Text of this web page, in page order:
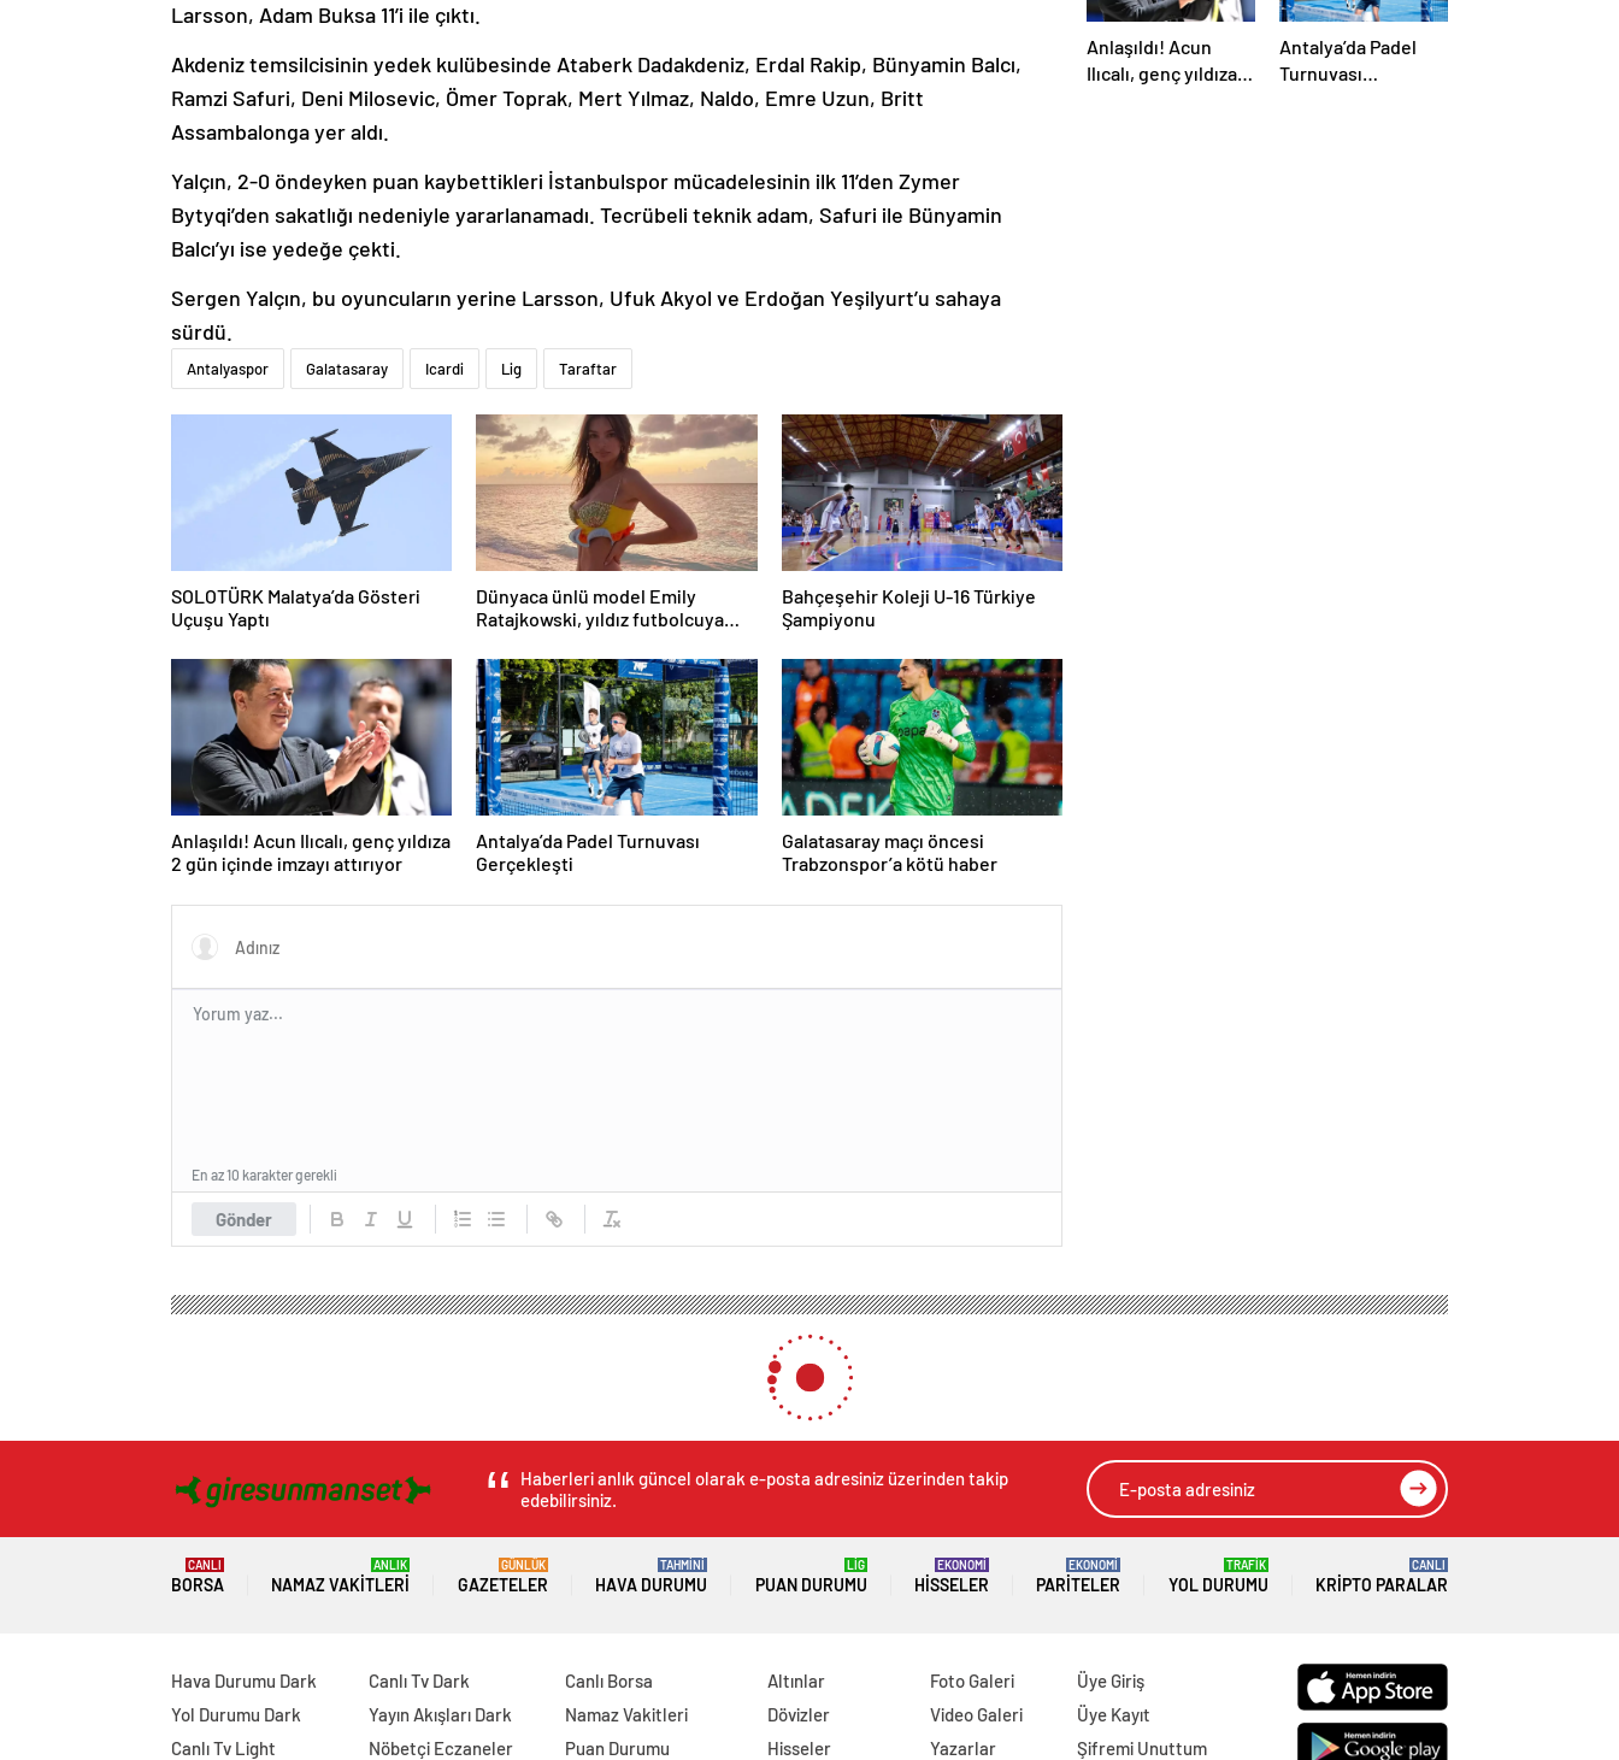
Larsson, Adam Buksa 11’i ile çıktı.
Akdeniz temsilcisinin yedek kulübesinde Ataberk Dadakdeniz, Erdal Rakip, Bünyamin Balcı,
Ramzi Safuri, Deni Milosevic, Ömer Toprak, Mert Yılmaz, Naldo, Emre Uzun, Britt
Assambalonga yer aldı.
Yalçın, 2-0 öndeyken puan kaybettikleri İstanbulspor mücadelesinin ilk 11’den Zymer
Bytyqi’den sakatlığı nedeniyle yararlanamadı. Tecrübeli teknik adam, Safuri ile Bünyamin
Balcı’yı ise yedeğe çekti.
Sergen Yalçın, bu oyuncuların yerine Larsson, Ufuk Akyol ve Erdoğan Yeşilyurt’u sahaya
sürdü.
Antalyaspor Galatasaray Icardi Lig Taraftar
SOLOTÜRK Malatya’da Gösteri
Uçuşu Yaptı
Dünyaca ünlü model Emily
Ratajkowski, yıldız futbolcuya
Bahçeşehir Koleji U-16 Türkiye
Şampiyonu
Anlaşıldı! Acun Ilıcalı, genç yıldıza
2 gün içinde imzayı attırıyor
Antalya’da Padel Turnuvası
Gerçekleşti
Galatasaray maçı öncesi
Trabzonspor’a kötü haber
Gönder
En az 10 karakter gerekli
Anlaşıldı! Acun
Ilıcalı, genç yıldıza 2
Antalya’da Padel
Turnuvası
Haberleri anlık güncel olarak e-posta adresiniz üzerinden takip
edebilirsiniz.
BORSA
CANLI
NAMAZ VAKITLERI
ANLIK
GAZETELER
GÜNLÜK
HAVA DURUMU
TAHMİNİ
PUAN DURUMU
LİG
HISSELER
EKONOMİ
PARITELER
EKONOMİ
YOL DURUMU
TRAFİK
KRIPTO PARALAR
CANLI
Hava Durumu Dark
Yol Durumu Dark
Canlı Tv Light
Canlı Tv Dark
Yayın Akışları Dark
Nöbetçi Eczaneler
Canlı Borsa
Namaz Vakitleri
Puan Durumu
Altınlar
Dövizler
Hisseler
Foto Galeri
Video Galeri
Yazarlar
Üye Giriş
Üye Kayıt
Şifremi Unuttum